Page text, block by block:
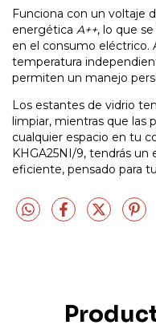
Funciona con un voltaje
energética A++, lo que
en el consumo eléctrico.
temperatura
permiten un manejo
Los estantes de vidrio
limpiar, mientras que las
cualquier espacio en tu
KHGA25NI/9, tendrás
eficiente, pensado para